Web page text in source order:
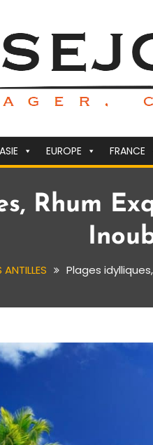
ASIE EUROPE FRANCE
Rhum
ANTILLES Plages